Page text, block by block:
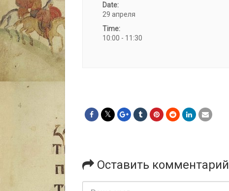
Date:
29 апреля
Time:
10:00 - 11:30
Оставить комментарий